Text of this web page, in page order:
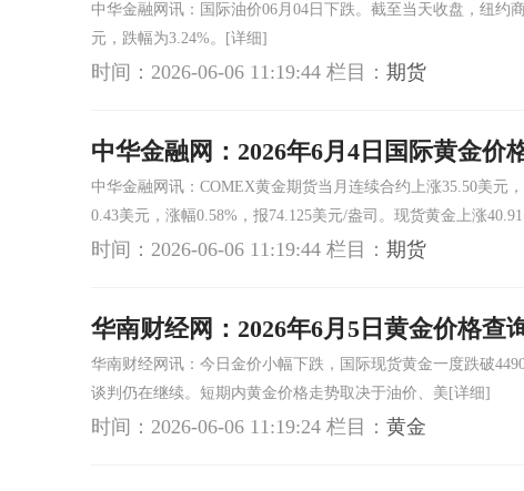
中华金融网讯：国际油价06月04日下跌。截至当天收盘，纽约
元，跌幅为3.24%。
[详细]
时间：2026-06-06 11:19:44 栏目： 期货
中华金融网：2026年6月4日国际黄金价
中华金融网讯：COMEX黄金期货当月连续合约上涨35.50美元
0.43美元，涨幅0.58%，报74.125美元/盎司。现货黄金上涨
时间：2026-06-06 11:19:44 栏目： 期货
华南财经网：2026年6月5日黄金价格查
华南财经网讯：今日金价小幅下跌，国际现货黄金一度跌破
谈判仍在继续。短期内黄金价格走势取决于油价、美 [详细]
时间：2026-06-06 11:19:24 栏目： 黄金